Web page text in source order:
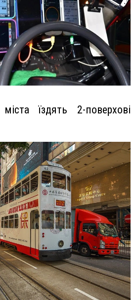
їздять 2-поверхові